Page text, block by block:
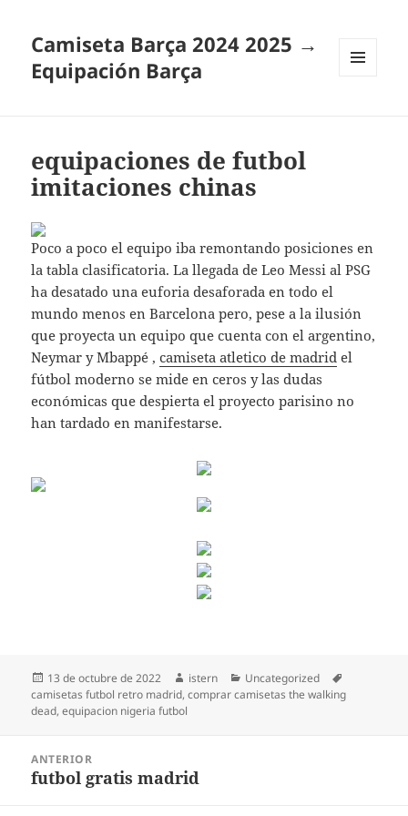
Camiseta Barça 2024 2025 →
Equipación Barça
equipaciones de futbol
imitaciones chinas
Poco a poco el equipo iba remontando posiciones en
la tabla clasificatoria. La llegada de Leo Messi al PSG
ha desatado una euforia desaforada en todo el
mundo menos en Barcelona pero, pese a la ilusión
que proyecta un equipo que cuenta con el argentino,
Neymar y Mbappé ,camiseta atletico de madrid el
fútbol moderno se mide en ceros y las dudas
económicas que despierta el proyecto parisino no
han tardado en manifestarse.
Publicado
el
13 de octubre de 2022 Autor
istern Categorías
Uncategorized
camisetas futbol retro madrid,comprar camisetas the walking
dead,equipacion nigeria futbol
entradas
ANTERIOR
Entrada
futbol gratis madrid